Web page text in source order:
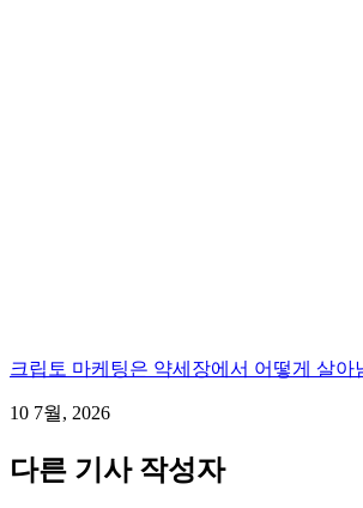
크립토 마케팅은 약세장에서 어떻게 살아
10 7월, 2026
다른 기사 작성자